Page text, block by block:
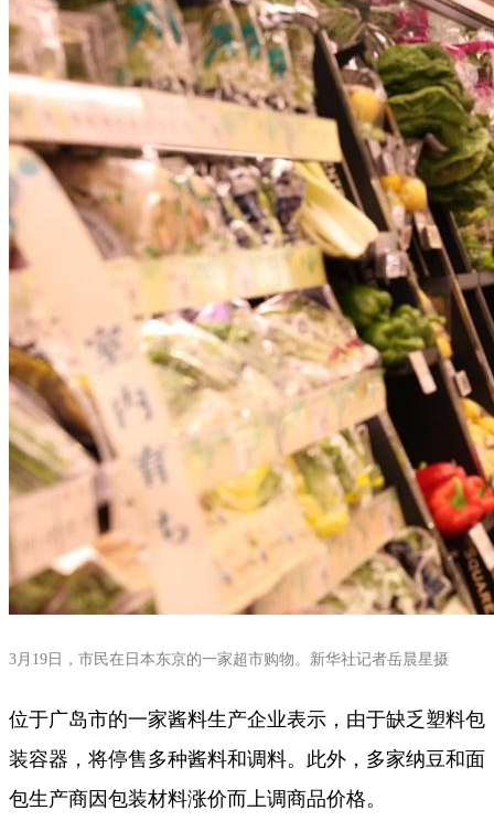
3月19日，市民在日本东京的一家超市购物。新华社记者岳晨星摄
位于广岛市的一家酱料生产企业表示，由于缺乏塑料包
装容器，将停售多种酱料和调料。此外，多家纳豆和面
包生产商因包装材料涨价而上调商品价格。